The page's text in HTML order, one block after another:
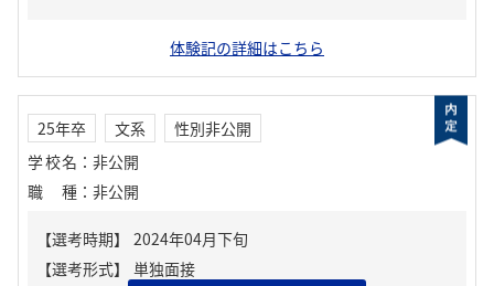
体験記の詳細はこちら
25年卒 文系
性別非公開
学校名 ： 非公開
職種 ： 非公開